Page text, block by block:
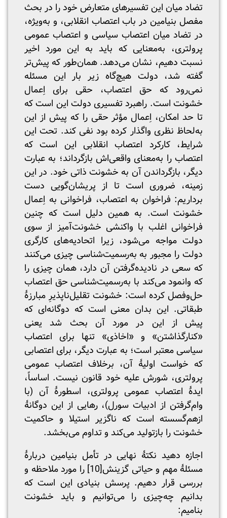
تضاد میان این تفسیرهای متعارض خود را در بحث
مفصل بنیامین در باب اعتصاب انقلابی، و به‌ویژه،
در تضاد میان اعتصاب سیاسی و اعتصاب عمومی
پرولتری، به‌معنایی که باید به این مورد اخیر
نسبت دهیم، نشان می‌دهد. همان‌طور که پیش‌تر
گفته شد، دولت هیچ‌گاه زیر بار این مسئله
نمی‌رود که حق اعتصاب، حقی برای اِعمال
خشونت است. راهبرد تفسیری دولت این است که
تا حد امکان، اِعمال مؤثر حقی را که پیش از این
به‌لحاظ نظری واگذار کرده بود نفی کند. تحت این
شرایط، کارکرد اعتصاب انقلابی این است که
اعتصاب را به‌معنای واقعی‌اش بازگرداند؛ به عبارت
دیگر، بازگرداندن آن به خشونت ذاتی خود. در این
زمینه، ضروری است تا از پریشان‌گویی دست
برداریم: فراخوان به اعتصاب، فراخوانی به اِعمال
خشونت است. به همین دلیل است که چنین
فراخوانی اغلب با واکنشی خشونت‌آمیز از سوی
دولت مواجه می‌شود، زیرا اتحادیه‌های کارگری
دولت را مجبور به به‌رسمیت‌شناسی چیزی می‌کنند
که سعی در نادیده‌گرفتن آن دارد، همان چیزی را
که وانمود می‌کند با به‌رسمیت‌شناسی حق اعتصاب
حل‌وفصل کرده است: خشونت تقلیل‌ناپذیرِ مبارزۀ
طبقاتی. این بدان معنی است که دوگانه‌ای که
پیش از این در مورد آن بحث شد یعنی
«کنارگذاشتن» و «اخاذی» تنها برای اعتصاب
سیاسی معتبر است؛ به عبارت دیگر، برای اعتصابی
که خواست اولیۀ آن، برخلاف اعتصاب عمومی
پرولتری، شورش علیه خود قانون نیست. اساساً،
ایدۀ اعتصاب عمومی پرولتری، اسطورۀ آن (با
وام‌گرفتن از ادبیات سورل)، رهایی از این دوگانۀ
ازهم‌گسسته است که ناگزیر استیلا و حاکمیت
خشونت را بازتولید می‌کند و تداوم می‌بخشد.
اجازه دهید نکتۀ نهایی در تأمل بنیامین دربارۀ
مسئلۀ مهم و حیاتی گزینش[10]
را مورد ملاحظه و
بررسی قرار دهیم. پرسش بنیادی این است که
بدانیم چه‌چیزی را می‌توانیم و باید خشونت
بنامیم: